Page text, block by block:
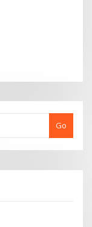
Go